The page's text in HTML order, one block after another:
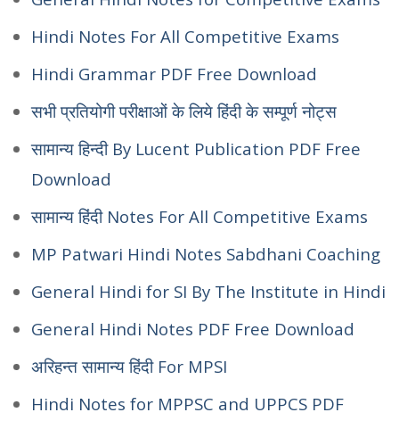
Hindi Notes For All Competitive Exams
Hindi Grammar PDF Free Download
सभी प्रतियोगी परीक्षाओं के लिये हिंदी के सम्पूर्ण नोट्स
सामान्य हिन्दी By Lucent Publication PDF Free
Download
सामान्य हिंदी Notes For All Competitive Exams
MP Patwari Hindi Notes Sabdhani Coaching
General Hindi for SI By The Institute in Hindi
General Hindi Notes PDF Free Download
अरिहन्त सामान्य हिंदी For MPSI
Hindi Notes for MPPSC and UPPCS PDF